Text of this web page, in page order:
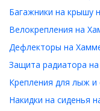
Багажники на крышу
Велокрепления на
Дефлекторы на
Защита радиатора
Крепления для лыж
Накидки на сиденья